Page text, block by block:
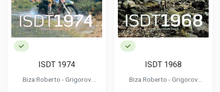
ISDT 1974
Biza Roberto -Grigorov
ISDT 1968
Biza Roberto -Grigorov